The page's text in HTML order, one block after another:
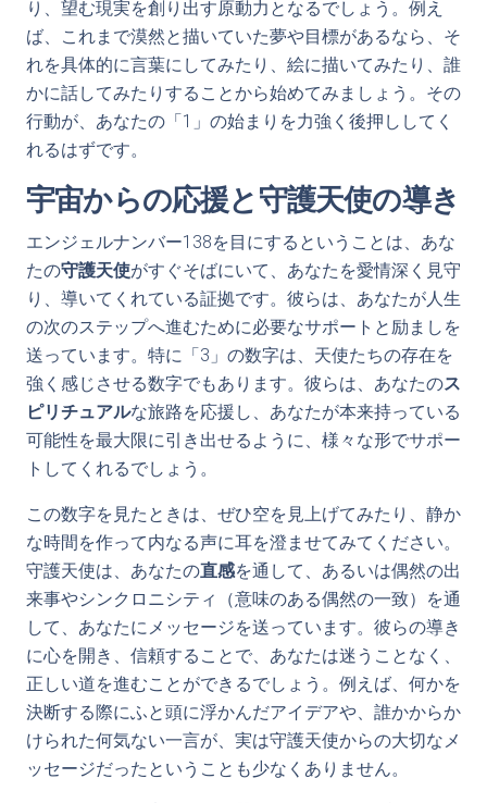
り、望む現実を創り出す原動力となるでしょう。例え
ば、これまで漠然と描いていた夢や目標があるなら、そ
れを具体的に言葉にしてみたり、絵に描いてみたり、誰
かに話してみたりすることから始めてみましょう。その
行動が、あなたの「1」の始まりを力強く後押ししてく
れるはずです。
宇宙からの応援と守護天使の導き
エンジェルナンバー138を目にするということは、あな
たの守護天使がすぐそばにいて、あなたを愛情深く見守
り、導いてくれている証拠です。彼らは、あなたが人生
の次のステップへ進むために必要なサポートと励ましを
送っています。特に「3」の数字は、天使たちの存在を
強く感じさせる数字でもあります。彼らは、あなたのス
ピリチュアルな旅路を応援し、あなたが本来持っている
可能性を最大限に引き出せるように、様々な形でサポー
トしてくれるでしょう。
この数字を見たときは、ぜひ空を見上げてみたり、静か
な時間を作って内なる声に耳を澄ませてみてください。
守護天使は、あなたの直感を通して、あるいは偶然の出
来事やシンクロニシティ（意味のある偶然の一致）を通
して、あなたにメッセージを送っています。彼らの導き
に心を開き、信頼することで、あなたは迷うことなく、
正しい道を進むことができるでしょう。例えば、何かを
決断する際にふと頭に浮かんだアイデアや、誰かからか
けられた何気ない一言が、実は守護天使からの大切なメ
ッセージだったということも少なくありません。